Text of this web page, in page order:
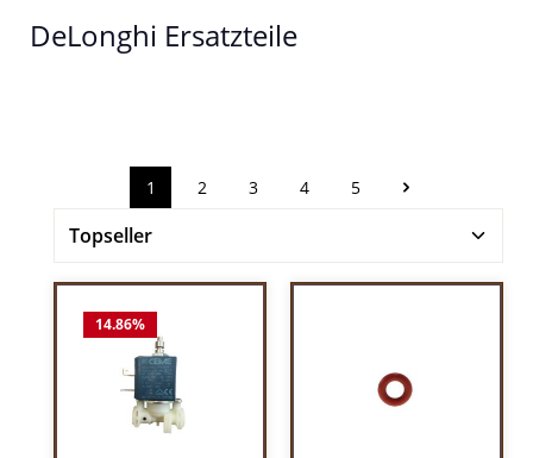
DeLonghi Ersatzteile
Seite
1 Seite
2 Seite
3 Seite
4 Seite
5
14.86%